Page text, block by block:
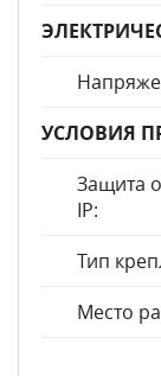
УСЛОВИЯ
Защита
IP:
Тип
Место